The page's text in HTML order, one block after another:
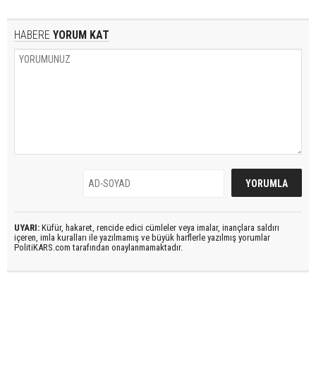
HABERE YORUM KAT
UYARI: Küfür, hakaret, rencide edici cümleler veya imalar, inançlara saldırı
içeren, imla kuralları ile yazılmamış ve büyük harflerle yazılmış yorumlar
PolitiKARS.com tarafından onaylanmamaktadır.